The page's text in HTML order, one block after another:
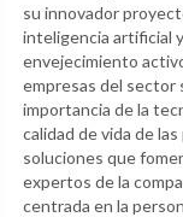
su innovador
inteligencia artificial
envejecimiento
empresas del sector
importancia de la
calidad de vida de
soluciones que
expertos de la
centrada en la